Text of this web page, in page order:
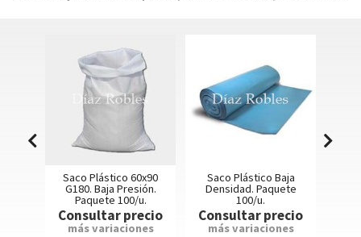
Saco Plástico 60x90
G180. Baja Presión.
Paquete 100/u.
Consultar precio
más variaciones
Saco Plástico Baja
Densidad. Paquete
100/u.
Consultar precio
más variaciones